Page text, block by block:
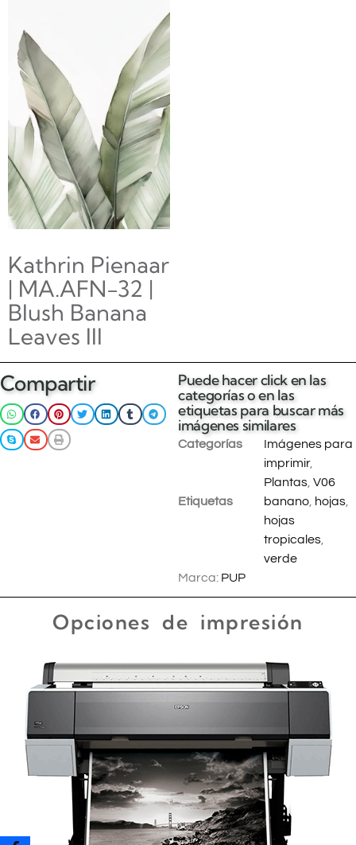
Kathrin Pienaar
| MA.AFN-32 |
Blush Banana
Leaves III
Leer más
Compartir
Puede hacer click en las
categorías o en las
etiquetas para buscar más
imágenes similares
Categorías
Imágenes para
imprimir,
Plantas V06
Etiquetas
banano hojas
hojas
tropicales
verde
Marca: PUP
Opciones de impresión